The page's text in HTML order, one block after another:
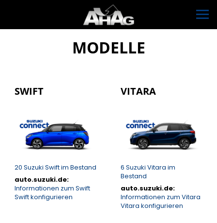
MODELLE
SWIFT
20 Suzuki Swift im Bestand
auto.suzuki.de:
Informationen zum Swift
Swift konfigurieren
VITARA
6 Suzuki Vitara im
Bestand
auto.suzuki.de:
Informationen zum Vitara
Vitara konfigurieren